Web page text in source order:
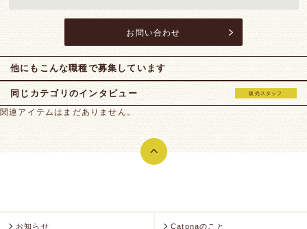
お問い合わせ
他にもこんな職種で募集しています
同じカテゴリのインタビュー 販売スタッフ
関連アイテムはまだありません。
お知らせ Catonaのこと